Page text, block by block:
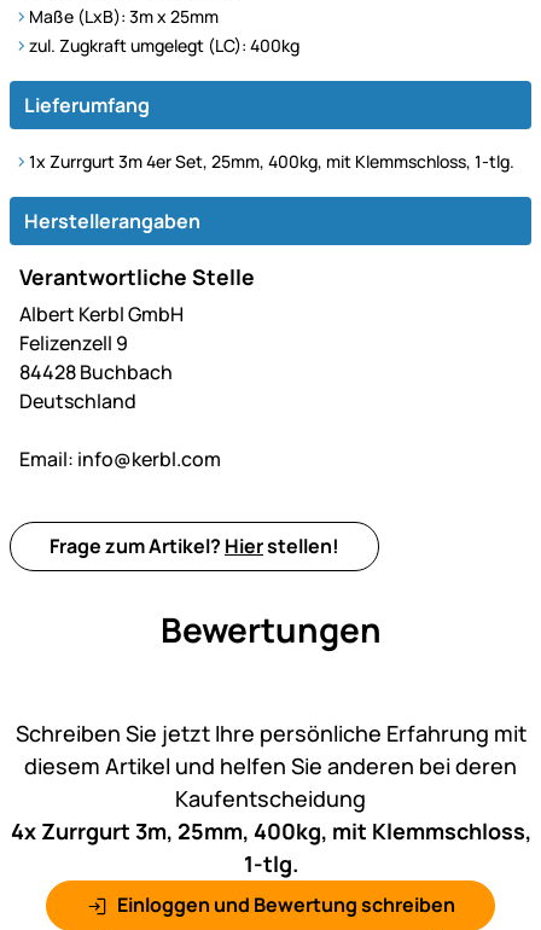
Maße (LxB): 3m x 25mm
zul. Zugkraft umgelegt (LC): 400kg
Lieferumfang
1x Zurrgurt 3m 4er Set, 25mm, 400kg, mit Klemmschloss, 1-tlg.
Herstellerangaben
Verantwortliche Stelle
Albert Kerbl GmbH
Felizenzell 9
84428 Buchbach
Deutschland
Email: info@kerbl.com
Frage zum Artikel? Hierstellen!
Bewertungen
Schreiben Sie jetzt Ihre persönliche Erfahrung mit
diesem Artikel und helfen Sie anderen bei deren
Kaufentscheidung
4x Zurrgurt 3m, 25mm, 400kg, mit Klemmschloss,
1-tlg.
Einloggen und Bewertung schreiben